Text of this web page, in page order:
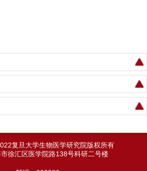
复旦大学生物医学研究院版权所有
徐汇区医学院路138号科研二号楼